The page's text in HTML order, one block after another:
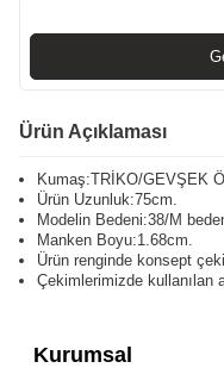
Ürün Açıklaması
Kumaş:TRİKO/GEVŞEK
Ürün Uzunluk:75cm.
Modelin Bedeni:38/M
Manken Boyu:1.68cm.
Ürün renginde konsept
Çekimlerimizde kullanılan
Kurumsal